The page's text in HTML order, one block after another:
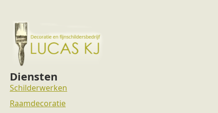
Diensten
Schilderwerken
Raamdecoratie